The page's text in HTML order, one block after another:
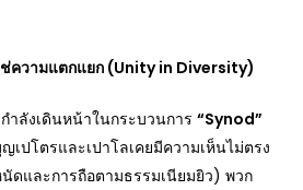
ความแตกแยก (Unity in Diversity)
ำลังเดินหน้าในกระบวนการ“Synod”
เปโตรและเปาโลเคยมีความเห็นไม่ตรง
ดและการถือตามธรรมเนียมยิว) พวก